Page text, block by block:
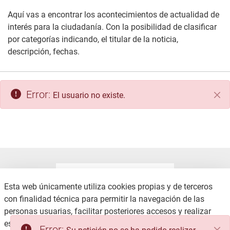
Aquí vas a encontrar los acontecimientos de actualidad de
interés para la ciudadanía. Con la posibilidad de clasificar
por categorías indicando, el titular de la noticia,
descripción, fechas.
Error: El usuario no existe.
Esta web únicamente utiliza cookies propias y de terceros
con finalidad técnica para permitir la navegación de las
personas usuarias, facilitar posteriores accesos y realizar
estadísticas de uso, no recabando ni cediendo datos